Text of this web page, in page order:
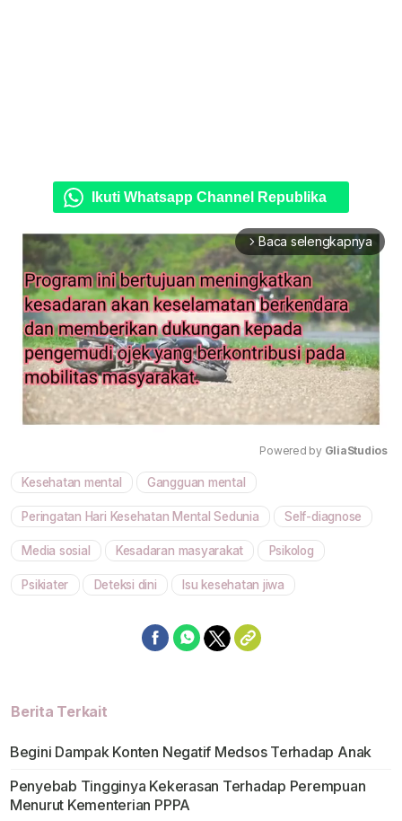
Ikuti Whatsapp Channel Republika
arrow_forward_ios Baca selengkapnya
Powered by GliaStudios
Kesehatan mental Gangguan mental
Peringatan Hari Kesehatan Mental Sedunia Self-diagnose
Media sosial Kesadaran masyarakat Psikolog
Psikiater Deteksi dini Isu kesehatan jiwa
Berita Terkait
Begini Dampak Konten Negatif Medsos Terhadap Anak
Penyebab Tingginya Kekerasan Terhadap Perempuan
Menurut Kementerian PPPA